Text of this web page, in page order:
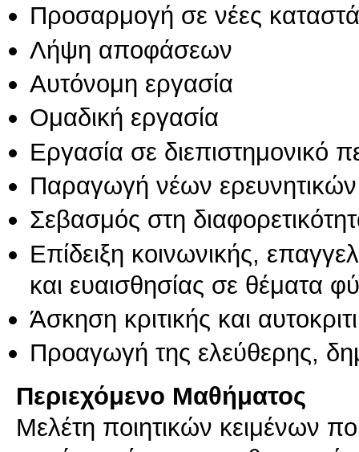
Προσαρμογή σε νέες
Λήψη αποφάσεων
Αυτόνομη εργασία
Ομαδική εργασία
Εργασία σε διεπιστημονικό
Παραγωγή νέων
Σεβασμός στη
Επίδειξη κοινωνικής,
και ευαισθησίας σε θέματα
Άσκηση κριτικής και
Προαγωγή της ελεύθερης,
Περιεχόμενο Μαθήματος
Μελέτη ποιητικών κειμένων